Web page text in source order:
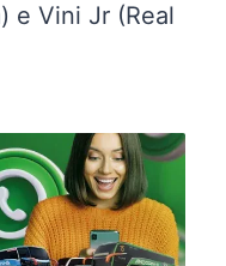
e Vini Jr (Real